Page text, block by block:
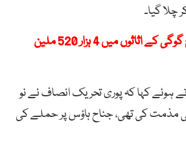
چلا گیا۔
تین برسوں میں فرح گوگی کے اثاثوں میں 4 ہزار 520 ملین
ہوئے کہا کہ پوری تحریک انصاف نے نو
مذمت کی تھی، جناح ہاؤس پر حملے کی